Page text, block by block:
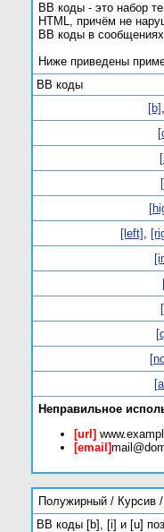
BB коды - это набор
HTML, причём не
BB коды в
Ниже приведены
BB коды
[b] ,
[left] ,
Неправильное
[url]
[email]
Полужирный / Курсив
BB коды [b], [i] и [u]